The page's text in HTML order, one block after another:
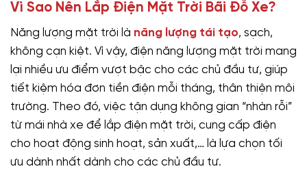
Vì Sao Nên Lắp Điện Mặt Trời Bãi Đỗ Xe?
Năng lượng mặt trời là năng lượng tái tạo, sạch,
không cạn kiệt. Vì vậy, điện năng lượng mặt trời mang
lại nhiều ưu điểm vượt bậc cho các chủ đầu tư, giúp
tiết kiệm hóa đơn tiền điện mỗi tháng, thân thiện môi
trường. Theo đó, việc tận dụng không gian “nhàn rỗi”
từ mái nhà xe để lắp điện mặt trời, cung cấp điện
cho hoạt động sinh hoạt, sản xuất,… là lựa chọn tối
ưu dành nhất dành cho các chủ đầu tư.